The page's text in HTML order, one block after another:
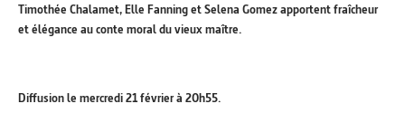
Timothée Chalamet, Elle Fanning et Selena Gomez apportent fraîcheur
et élégance au conte moral du vieux maître.
Diffusion le mercredi 21 février à 20h55.